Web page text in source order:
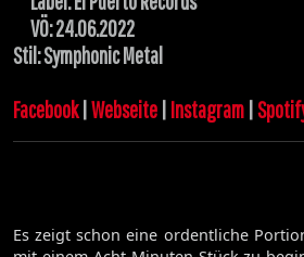
VÖ: 24.06.2022
Stil: Symphonic Metal
Facebook| Webseite Instagram
Es zeigt schon eine ordentliche